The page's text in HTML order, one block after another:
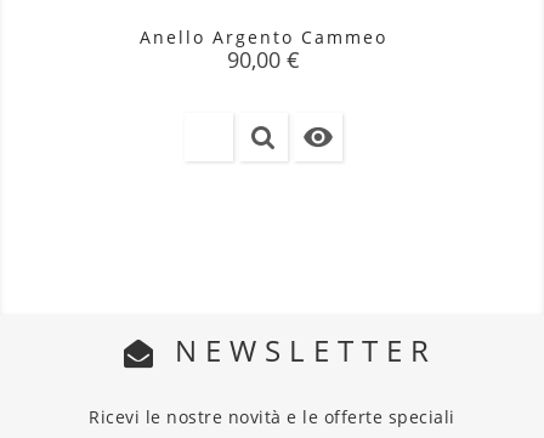
Anello Argento Cammeo
Prezzo
90,00 €

NEWSLETTER
Ricevi le nostre novità e le offerte speciali